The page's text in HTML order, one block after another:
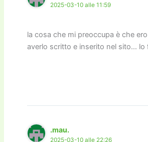
2025-03-10 alle 11:59
la cosa che mi preoccupa è che
averlo scritto e inserito nel sito… lo
.mau.
2025-03-10 alle 22:26